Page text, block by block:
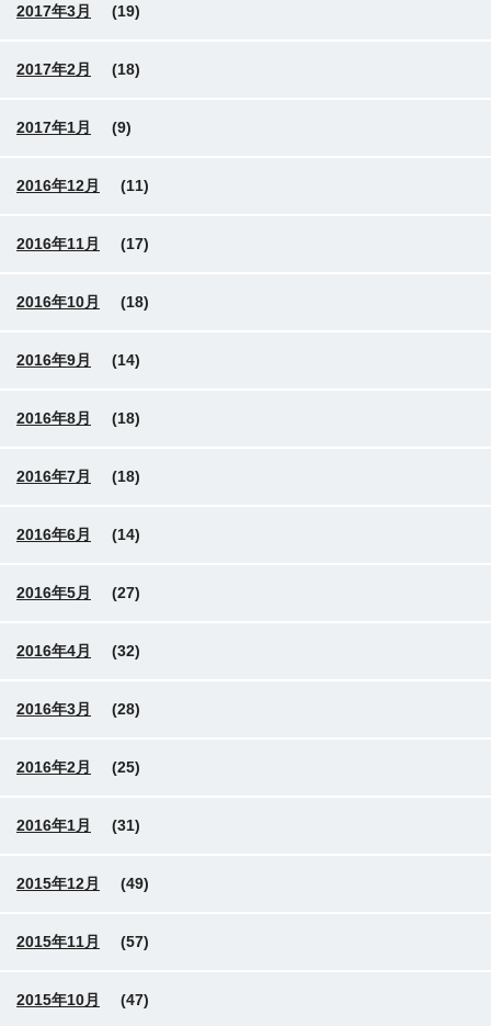
2017年3月 (19)
2017年2月 (18)
2017年1月 (9)
2016年12月 (11)
2016年11月 (17)
2016年10月 (18)
2016年9月 (14)
2016年8月 (18)
2016年7月 (18)
2016年6月 (14)
2016年5月 (27)
2016年4月 (32)
2016年3月 (28)
2016年2月 (25)
2016年1月 (31)
2015年12月 (49)
2015年11月 (57)
2015年10月 (47)